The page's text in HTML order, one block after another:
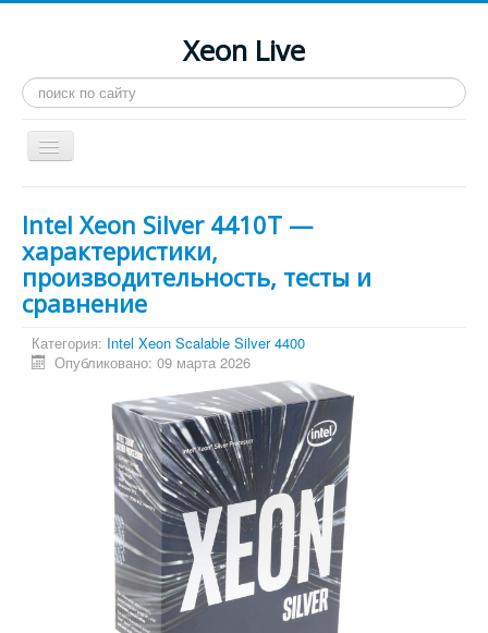
Xeon Live
Искать...
Toggle
Navigation
LGA 2011-3
LGA 2011
Процессоры
Инструкции
Конференция
Системные программы
Intel Xeon Silver 4410T —
характеристики,
производительность, тесты и
сравнение
Категория: Intel Xeon Scalable Silver 4400
Опубликовано: 09 марта 2026